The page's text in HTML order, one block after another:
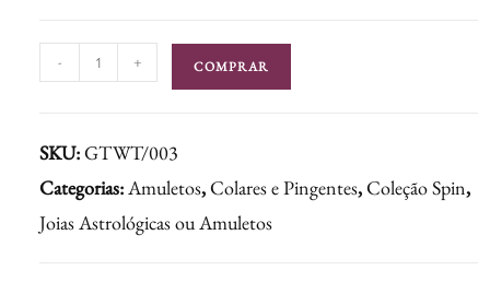
- + COMPRAR
SKU:GTWT/003
Categorias:Amuletos,Colares e Pingentes,Coleção Spin,
Joias Astrológicas ou Amuletos